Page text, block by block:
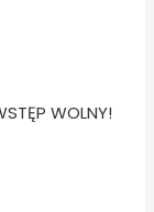
WOLNY!